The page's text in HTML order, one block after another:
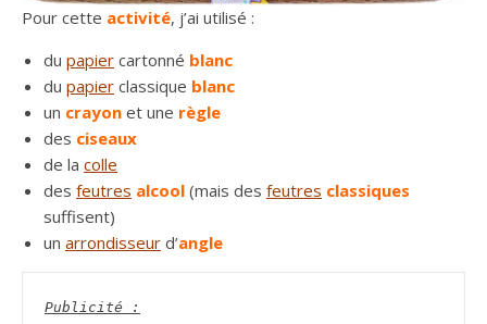
Pour cette activité, j’ai utilisé :
du papier cartonné blanc
du papier classique blanc
un crayon et une règle
des ciseaux
de la colle
des feutres alcool (mais des feutres classiques
suffisent)
un arrondisseur d’angle
Publicité :